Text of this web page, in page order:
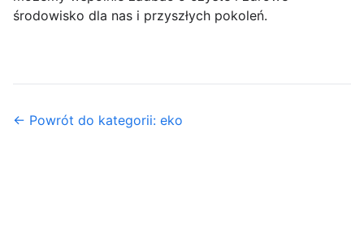
środowisko dla nas i przyszłych pokoleń.
← Powrót do kategorii: eko